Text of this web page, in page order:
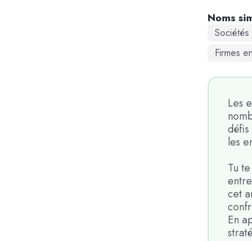
Noms
Firmes
Les
les
Tu
cet
En